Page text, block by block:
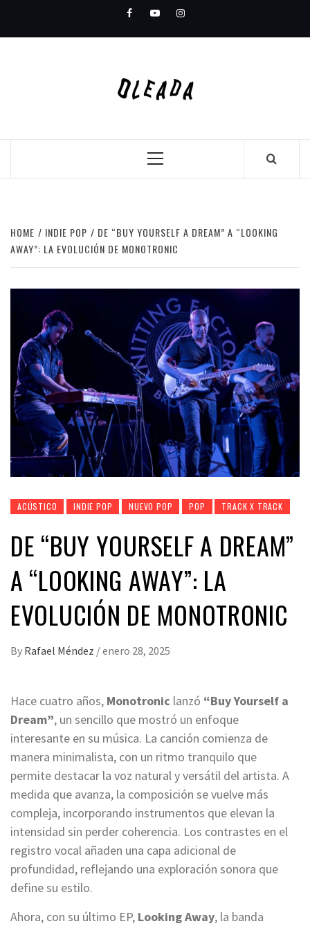
content
FacebookYoutubeInstagram
Primary
HOME INDIE POP
DE “BUY YOURSELF A DREAM” A “LOOKING
AWAY”: LA EVOLUCIÓN DE MONOTRONIC
ACÚSTICO INDIE POP NUEVO POP POP TRACK X TRACK
DE “BUY YOURSELF A DREAM”
A “LOOKING AWAY”: LA
EVOLUCIÓN DE MONOTRONIC
By Rafael Méndez /enero 28, 2025
Hace cuatro años, Monotronic lanzó “Buy Yourself a
Dream”, un sencillo que mostró un enfoque
interesante en su música. La canción comienza de
manera minimalista, con un ritmo tranquilo que
permite destacar la voz natural y versátil del artista. A
medida que avanza, la composición se vuelve más
compleja, incorporando instrumentos que elevan la
intensidad sin perder coherencia. Los contrastes en el
registro vocal añaden una capa adicional de
profundidad, reflejando una exploración sonora que
define su estilo.
Ahora, con su último EP, Looking Away, la banda